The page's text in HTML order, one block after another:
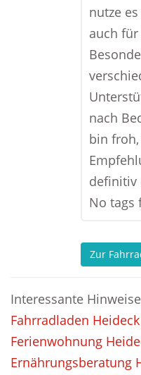
nutze
auch
nach
bin
definitiv
No tags
Zur
Interessante
Fahrradladen
Ferienwohnung
Ernährungsberatung